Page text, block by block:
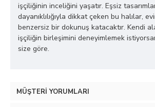
işçiliğinin inceliğini yaşatır. Eşsiz
dayanıklılığıyla dikkat çeken bu halılar,
benzersiz bir dokunuş katacaktır. Kendi
işçiliğin birleşimini deneyimlemek
size göre.
MÜŞTERI YORUMLARI